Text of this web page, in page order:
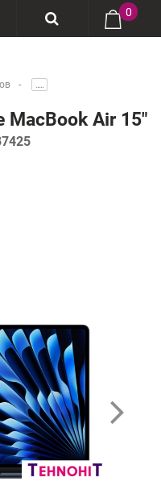
0
.....
MacBook Air 15"